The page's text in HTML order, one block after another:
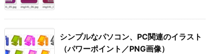
シンプルなパソコン、PC関連のイラスト
（パワーポイント／PNG画像）